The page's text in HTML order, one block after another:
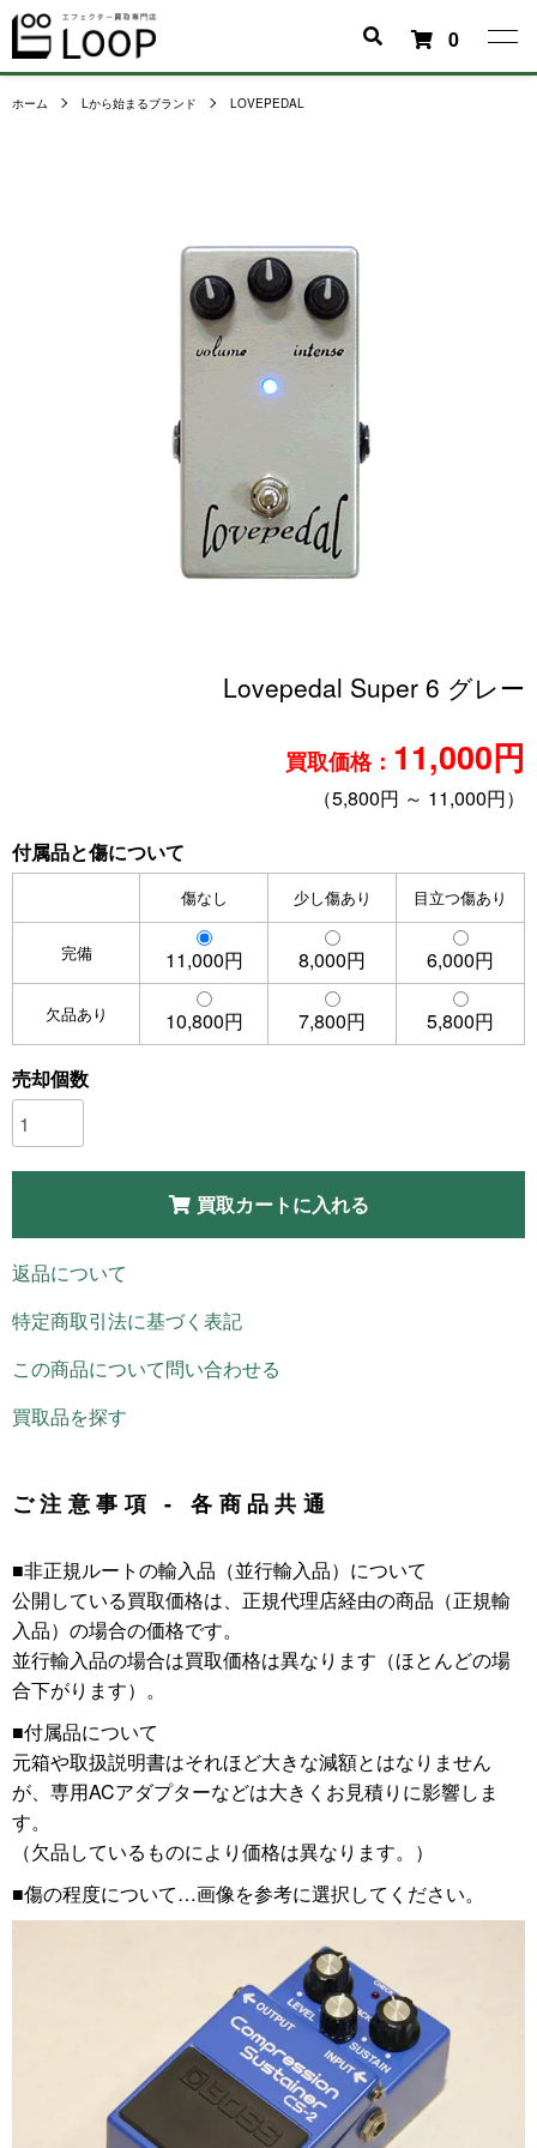
0
ホーム Lから始まるブランド LOVEPEDAL
Lovepedal Super 6 グレー
買取価格： 11,000円
（5,800円 ～ 11,000円）
付属品と傷について
傷なし 少し傷あり 目立つ傷あり
完備 11,000円 8,000円 6,000円
欠品あり 10,800円 7,800円 5,800円
売却個数
買取カートに入れる
返品について
特定商取引法に基づく表記
この商品について問い合わせる
買取品を探す
ご注意事項 - 各商品共通
■非正規ルートの輸入品（並行輸入品）について
公開している買取価格は、正規代理店経由の商品（正規輸
入品）の場合の価格です。
並行輸入品の場合は買取価格は異なります（ほとんどの場
合下がります）。
■付属品について
元箱や取扱説明書はそれほど大きな減額とはなりません
が、専用ACアダプターなどは大きくお見積りに影響しま
す。
（欠品しているものにより価格は異なります。）
■傷の程度について…画像を参考に選択してください。